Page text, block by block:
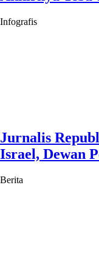
Infografis
Jurnalis
Israel, Dewan
Berita